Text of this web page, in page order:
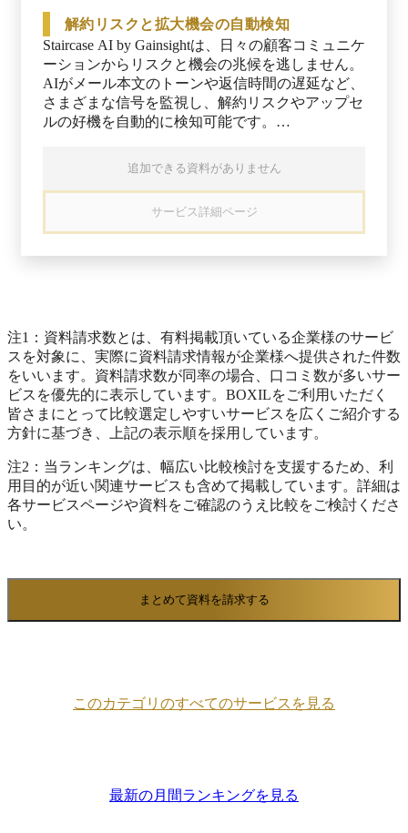
を把握して迅速に対応可能です。
※出典：Gainsight株式会社 プレスリリース（2025
年11月7日閲覧）
Gainsightのベストプラクティスに基づいたインサ
イトモデルがあらかじめ組み込まれており、分析
結果には要点が整理されたサマリーや注目すべき
傾向が自動表示されます。現場のCS担当者も専
門家に頼らず、日常業務でAIが導き出す示唆を活
用可能です。
解約リスクと拡大機会の自動検知
Staircase AI by Gainsightは、日々の顧客コミュニケ
ーションからリスクと機会の兆候を逃しません。
AIがメール本文のトーンや返信時間の遅延など、
さまざまな信号を監視し、解約リスクやアップセ
ルの好機を自動的に検知可能です。
やり取りの文面にネガティブな表現が増えた場
合、当該アカウントは高リスクと判断されます。
一方で、顧客からの問い合わせ増加や製品利用の
活性化が見られる場合には、新たなビジネス拡大
のチャンスとして検出され、検知されたリスクや
サービス詳細ページ
追加できる資料がありません
注1：資料請求数とは、有料掲載頂いている企業様のサービ
スを対象に、実際に資料請求情報が企業様へ提供された件数
をいいます。資料請求数が同率の場合、口コミ数が多いサー
ビスを優先的に表示しています。BOXILをご利用いただく
皆さまにとって比較選定しやすいサービスを広くご紹介する
方針に基づき、上記の表示順を採用しています。
注2：当ランキングは、幅広い比較検討を支援するため、利
用目的が近い関連サービスも含めて掲載しています。詳細は
各サービスページや資料をご確認のうえ比較をご検討くださ
い。
まとめて資料を請求する
このカテゴリのすべてのサービスを見る
最新の月間ランキングを見る